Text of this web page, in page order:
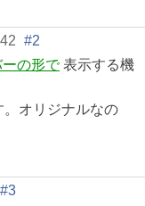
#2
ーの形で表示する機
オリジナルなの
#3